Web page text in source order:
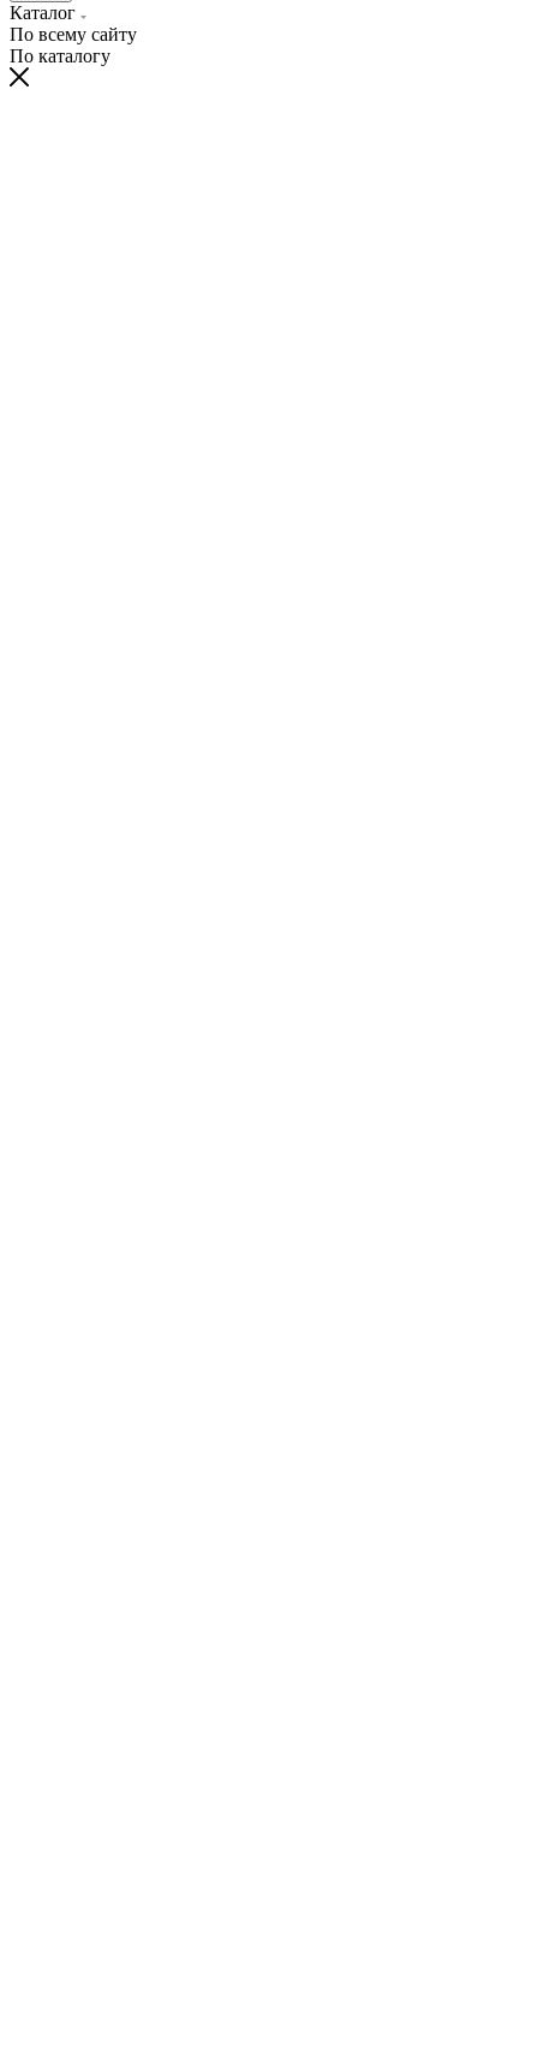
Каталог
По всему сайту
По каталогу